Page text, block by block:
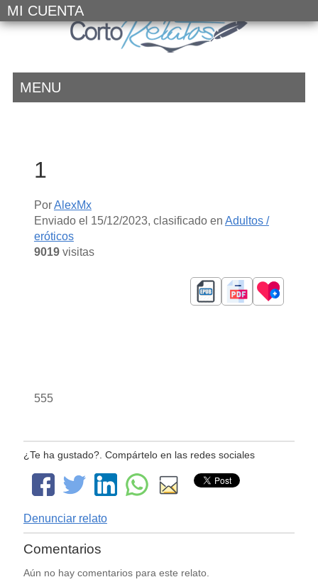
MI CUENTA
MENU
1
PorAlexMx
Enviado el 15/12/2023, clasificado en Adultos /
eróticos
9019visitas
555
¿Te ha gustado?. Compártelo en las redes sociales
Denunciar relato
Comentarios
Aún no hay comentarios para este relato.